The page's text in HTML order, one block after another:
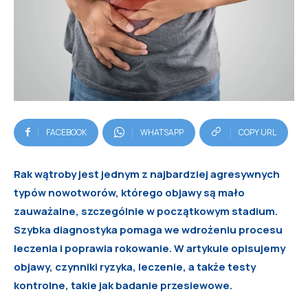
FACEBOOK WHATSAPP COPY URL
Rak wątroby jest jednym z najbardziej agresywnych
typów nowotworów, którego objawy są mało
zauważalne, szczególnie w początkowym stadium.
Szybka diagnostyka pomaga we wdrożeniu procesu
leczenia i poprawia rokowanie. W artykule opisujemy
objawy, czynniki ryzyka, leczenie, a także testy
kontrolne, takie jak badanie przesiewowe.